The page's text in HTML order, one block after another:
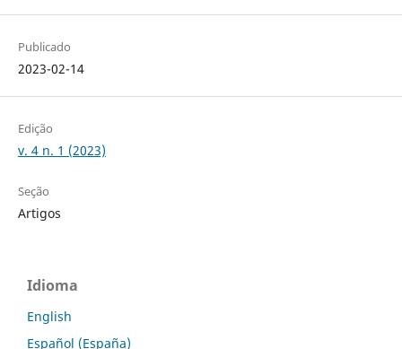
Publicado
2023-02-14
Edição
v. 4 n. 1 (2023)
Seção
Artigos
Idioma
English
Español (España)